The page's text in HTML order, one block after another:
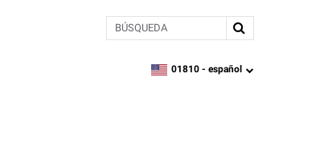
BÚSQUEDA
zipcode, language
01810 - español